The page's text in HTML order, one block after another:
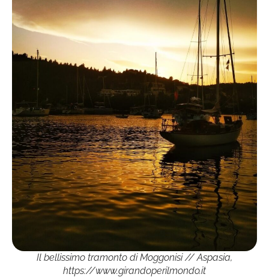
Il bellissimo tramonto di Moggonisi // Aspasia,
https://www.girandoperilmondo.it